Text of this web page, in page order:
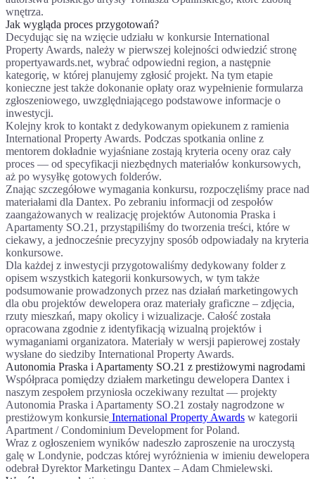
wnętrza.
Jak wygląda proces przygotowań?
Decydując się na wzięcie udziału w konkursie International
Property Awards, należy w pierwszej kolejności odwiedzić stronę
propertyawards.net, wybrać odpowiedni region, a następnie
kategorię, w której planujemy zgłosić projekt. Na tym etapie
konieczne jest także dokonanie opłaty oraz wypełnienie formularza
zgłoszeniowego, uwzględniającego podstawowe informacje o
inwestycji.
Kolejny krok to kontakt z dedykowanym opiekunem z ramienia
International Property Awards. Podczas spotkania online z
mentorem dokładnie wyjaśniane zostają kryteria oceny oraz cały
proces — od specyfikacji niezbędnych materiałów konkursowych,
aż po wysyłkę gotowych folderów.
Znając szczegółowe wymagania konkursu, rozpoczęliśmy prace nad
materiałami dla Dantex. Po zebraniu informacji od zespołów
zaangażowanych w realizację projektów Autonomia Praska i
Apartamenty SO.21, przystąpiliśmy do tworzenia treści, które w
ciekawy, a jednocześnie precyzyjny sposób odpowiadały na kryteria
konkursowe.
Dla każdej z inwestycji przygotowaliśmy dedykowany folder z
opisem wszystkich kategorii konkursowych, w tym także
podsumowanie prowadzonych przez nas działań marketingowych
dla obu projektów dewelopera oraz materiały graficzne – zdjęcia,
rzuty mieszkań, mapy okolicy i wizualizacje. Całość została
opracowana zgodnie z identyfikacją wizualną projektów i
wymaganiami organizatora. Materiały w wersji papierowej zostały
wysłane do siedziby International Property Awards.
Autonomia Praska i Apartamenty SO.21 z prestiżowymi nagrodami
Współpraca pomiędzy działem marketingu dewelopera Dantex i
naszym zespołem przyniosła oczekiwany rezultat — projekty
Autonomia Praska i Apartamenty SO.21 zostały nagrodzone w
prestiżowym konkursie International Property Awards w kategorii
Apartment / Condominium Development for Poland.
Wraz z ogłoszeniem wyników nadeszło zaproszenie na uroczystą
galę w Londynie, podczas której wyróżnienia w imieniu dewelopera
odebrał Dyrektor Marketingu Dantex – Adam Chmielewski.